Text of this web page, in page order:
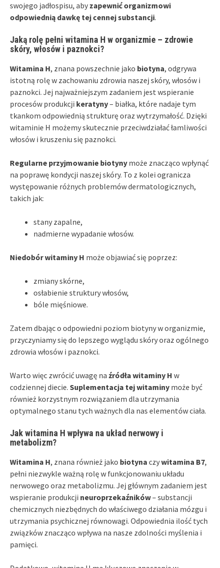
swojego jadłospisu, aby zapewnić organizmowi
odpowiednią dawkę tej cennej substancji.
Jaką rolę pełni witamina H w organizmie – zdrowie
skóry, włosów i paznokci?
Witamina H, znana powszechnie jako biotyna, odgrywa
istotną rolę w zachowaniu zdrowia naszej skóry, włosów i
paznokci. Jej najważniejszym zadaniem jest wspieranie
procesów produkcji keratyny– białka, które nadaje tym
tkankom odpowiednią strukturę oraz wytrzymałość. Dzięki
witaminie H możemy skutecznie przeciwdziałać łamliwości
włosów i kruszeniu się paznokci.
Regularne przyjmowanie biotyny może znacząco wpłynąć
na poprawę kondycji naszej skóry. To z kolei ogranicza
występowanie różnych problemów dermatologicznych,
takich jak:
stany zapalne,
nadmierne wypadanie włosów.
Niedobór witaminy H może objawiać się poprzez:
zmiany skórne,
osłabienie struktury włosów,
bóle mięśniowe.
Zatem dbając o odpowiedni poziom biotyny w organizmie,
przyczyniamy się do lepszego wyglądu skóry oraz ogólnego
zdrowia włosów i paznokci.
Warto więc zwrócić uwagę na źródła witaminy H w
codziennej diecie. Suplementacja tej witaminy może być
również korzystnym rozwiązaniem dla utrzymania
optymalnego stanu tych ważnych dla nas elementów ciała.
Jak witamina H wpływa na układ nerwowy i
metabolizm?
Witamina H, znana również jako biotyna czywitamina B7,
pełni niezwykle ważną rolę w funkcjonowaniu układu
nerwowego oraz metabolizmu. Jej głównym zadaniem jest
wspieranie produkcji neuroprzekaźników– substancji
chemicznych niezbędnych do właściwego działania mózgu i
utrzymania psychicznej równowagi. Odpowiednia ilość tych
związków znacząco wpływa na nasze zdolności myślenia i
pamięci.